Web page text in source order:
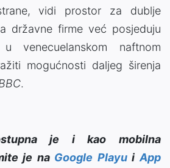
vidi prostor za dublje
državne firme već posjeduju
venecuelanskom naftnom
mogućnosti daljeg širenja
.
je i kao mobilna
je na Google PlayuiApp